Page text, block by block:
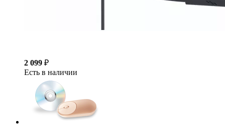
2 099 ₽
Есть в наличии